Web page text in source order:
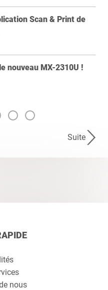
Scan & Print de
nouveau MX-2310U !
Suite
nous